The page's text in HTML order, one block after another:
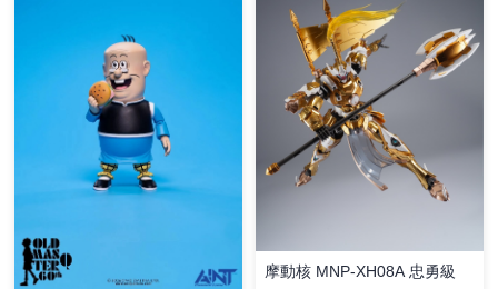
摩動核 MNP-XH08A 忠勇級